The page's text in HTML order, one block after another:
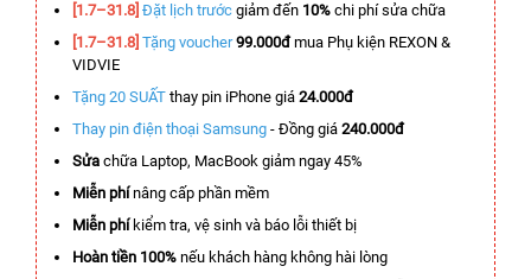
[1.7–31.8] Đặt lịch trước giảm đến 10% chi phí sửa chữa
[1.7–31.8] Tặng voucher 99.000đmua Phụ kiện REXON &
VIDVIE
Tặng 20 SUẤT thay pin iPhone giá 24.000đ
Thay pin điện thoại Samsung - Đồng giá 240.000đ
Sửa chữa Laptop, MacBook giảm ngay 45%
Miễn phínâng cấp phần mềm
Miễn phíkiểm tra, vệ sinh và báo lỗi thiết bị
Hoàn tiền 100% nếu khách hàng không hài lòng